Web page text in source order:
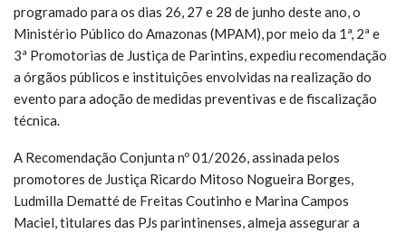
programado para os dias 26, 27 e 28 de junho deste ano, o
Ministério Público do Amazonas (MPAM), por meio da 1ª, 2ª e
3ª Promotorias de Justiça de Parintins, expediu recomendação
a órgãos públicos e instituições envolvidas na realização do
evento para adoção de medidas preventivas e de fiscalização
técnica.
A Recomendação Conjunta nº 01/2026, assinada pelos
promotores de Justiça Ricardo Mitoso Nogueira Borges,
Ludmilla Dematté de Freitas Coutinho e Marina Campos
Maciel, titulares das PJs parintinenses, almeja assegurar a